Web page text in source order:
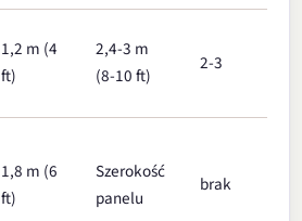
1,2 m (4
ft)
2,4-3 m
(8-10 ft)
2-3
1,8 m (6
ft)
Szerokość
panelu
brak